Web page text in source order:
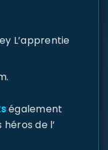
L’apprentie
également
de l’